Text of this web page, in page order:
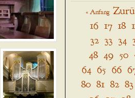
« Anfang
16 17 18
32 33 34
48 49 50
64 65 66
80 81 82 83